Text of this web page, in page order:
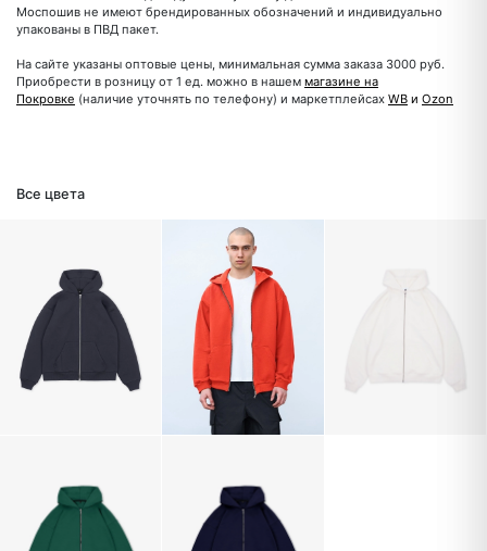
Моспошив не имеют брендированных обозначений и индивидуально
упакованы в ПВД пакет.
На сайте указаны оптовые цены, минимальная сумма заказа 3000 руб.
Приобрести в розницу от 1 ед. можно в нашем магазине на
Покровке (наличие уточнять по телефону) и маркетплейсах WB и Ozon
Все цвета